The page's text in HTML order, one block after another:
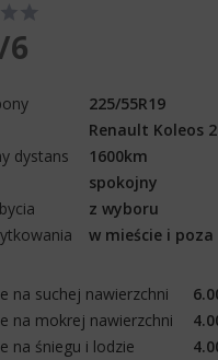
6
225/55R19
Renault Koleos
dystans
1600km
spokojny
z wyboru
w mieście i
na suchej nawierzchni
na mokrej nawierzchni
na śniegu i lodzie